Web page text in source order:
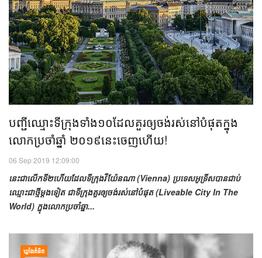
បញ្ជី​ឈ្មោះ​ទីក្រុង​ទាំង​១០​ដែល​​គួរ​ឲ្យ​ចង់​រស់នៅ​​បំផុត​​ក្នុង​
លោក​ប្រចាំ​ឆ្នាំ ២០១៩​នេះ​ចេញ​ហើយ!
06 Sep 2019 12:09:00
នេះ​ជា​លើក​ទី២​ហើយ​ដែល​ទីក្រុង​វីយ៉ែនណា (Vienna)​ ប្រទេស​អូទ្រីស​​បាន​ជាប់​
ឈ្មោះ​​ជា​ថ្មី​ម្តង​ទៀត ជា​ទីក្រុង​គួរ​ឲ្យ​ចង់​រស់នៅ​បំផុត (Liveable City In The
World) ​ក្នុង​លោក​ប្រចាំ​ឆ្នា...
ឃ្លាំង​គំនិត